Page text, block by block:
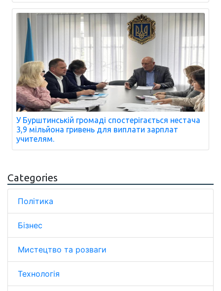
У Бурштинській громаді спостерігається нестача
3,9 мільйона гривень для виплати зарплат
учителям.
Categories
Політика
Бізнес
Мистецтво та розваги
Технологія